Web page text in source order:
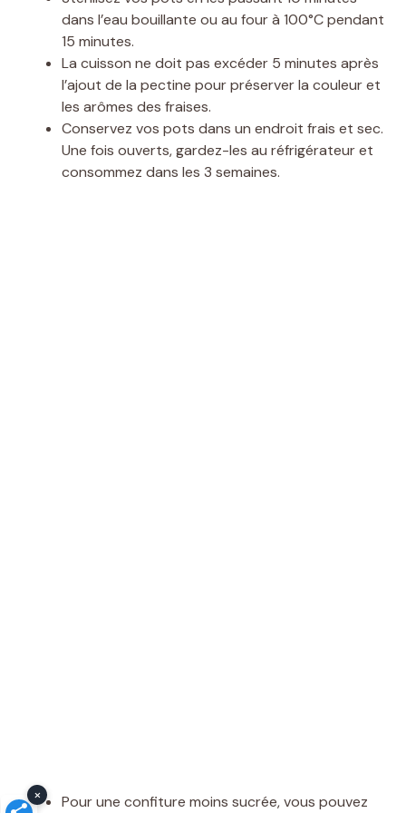
dans l’eau bouillante ou au four à 100°C pendant
15 minutes.
La cuisson ne doit pas excéder 5 minutes après
l’ajout de la pectine pour préserver la couleur et
les arômes des fraises.
Conservez vos pots dans un endroit frais et sec.
Une fois ouverts, gardez-les au réfrigérateur et
consommez dans les 3 semaines.
Pour une confiture moins sucrée, vous pouvez
×